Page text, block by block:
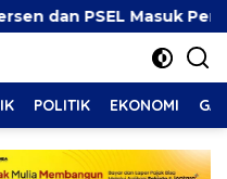
Masuk Pendampingan
POLITIK EKONOMI